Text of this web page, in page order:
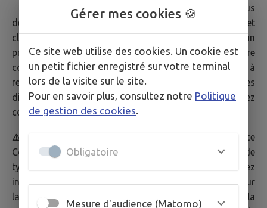
Si vous n'avez pas de compte usager ANTS, vous
devez compléter la rubrique «
» et
cliquer sur «Je crée mon espace». Vous recevez un
premier message vous demandant d'activer votre
compte. Vous aurez un second formulaire en ligne à
remplir. Après avoir rempli ce formulaire, vous êtes
directement connecté à votre compte et pouvez
commencer vos démarches en ligne.
⚠️
si vous ne vous identifiez pas via France
Connect et que votre véhicule a une immatriculation de
type AB 123 CD (délivrée depuis 2009), vous devez
indiquer le code confidentiel à 5 chiffres mentionné sur
la lettre que vous avez reçue en accompagnement de la
Gérer mes cookies 🍪
Ce site web utilise des cookies. Un cookie est
un petit fichier enregistré sur votre terminal
lors de la visite sur le site.
Pour en savoir plus, consultez notre Politique
de gestion des cookies.
Obligatoire
Mesure d'audience (Matomo)